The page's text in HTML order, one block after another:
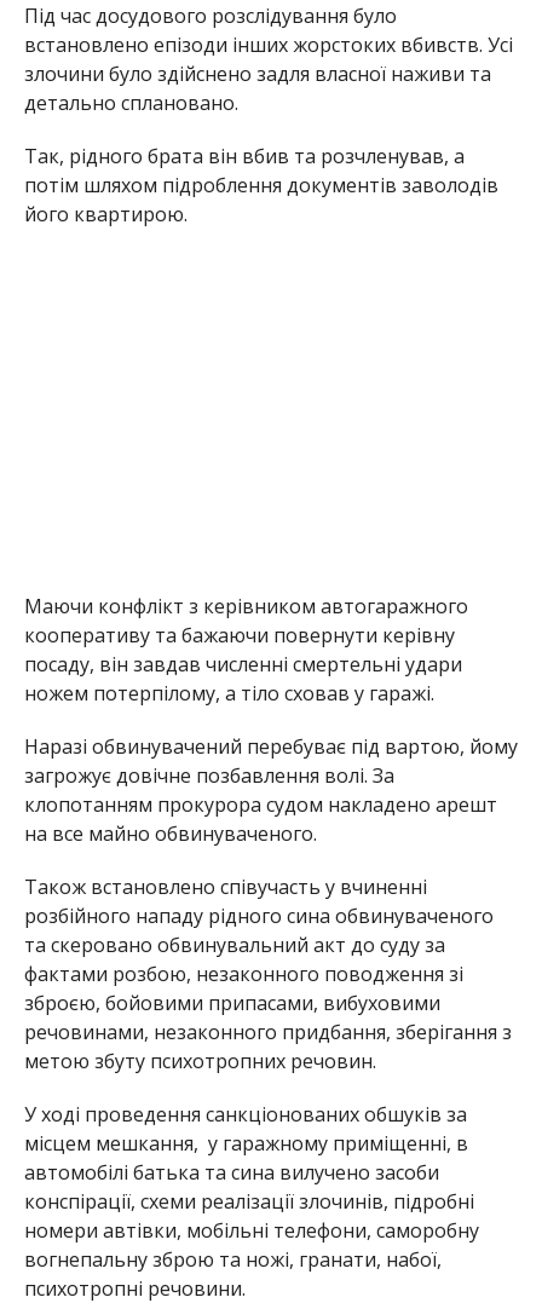
Під час досудового розслідування було
встановлено епізоди інших жорстоких вбивств. Усі
злочини було здійснено задля власної наживи та
детально сплановано.
Так, рідного брата він вбив та розчленував, а
потім шляхом підроблення документів заволодів
його квартирою.
Маючи конфлікт з керівником автогаражного
кооперативу та бажаючи повернути керівну
посаду, він завдав численні смертельні удари
ножем потерпілому, а тіло сховав у гаражі.
Наразі обвинувачений перебуває під вартою, йому
загрожує довічне позбавлення волі. За
клопотанням прокурора судом накладено арешт
на все майно обвинуваченого.
Також встановлено співучасть у вчиненні
розбійного нападу рідного сина обвинуваченого
та скеровано обвинувальний акт до суду за
фактами розбою, незаконного поводження зі
зброєю, бойовими припасами, вибуховими
речовинами, незаконного придбання, зберігання з
метою збуту психотропних речовин.
У ході проведення санкціонованих обшуків за
місцем мешкання, у гаражному приміщенні, в
автомобілі батька та сина вилучено засоби
конспірації, схеми реалізації злочинів, підробні
номери автівки, мобільні телефони, саморобну
вогнепальну зброю та ножі, гранати, набої,
психотропні речовини.